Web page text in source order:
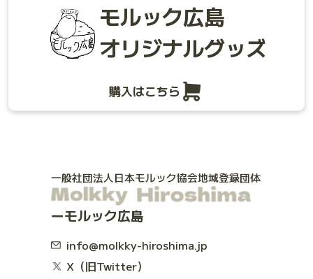
モルック広島
オリジナルグッズ
購入はこちら
一般社団法人日本モルック協会地域登録団体
モルック広島
info@molkky-hiroshima.jp
X（旧Twitter）